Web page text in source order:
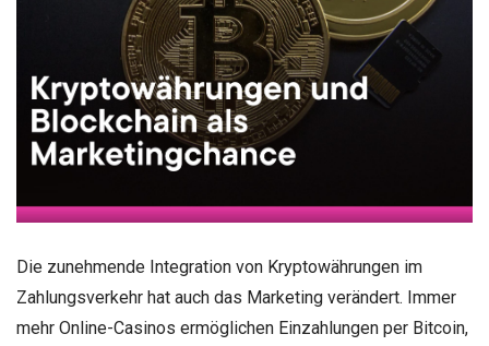
Die zunehmende Integration von Kryptowährungen im
Zahlungsverkehr hat auch das Marketing verändert. Immer
mehr Online-Casinos ermöglichen Einzahlungen per Bitcoin,